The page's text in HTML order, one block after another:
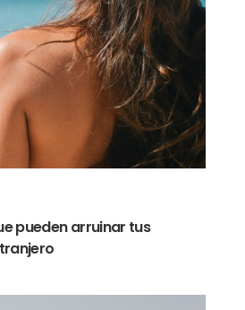
pueden arruinar tus